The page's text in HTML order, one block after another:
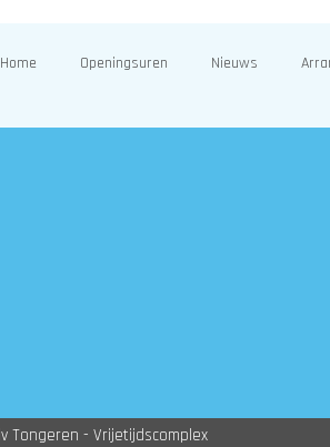
Home Openingsuren Nieuws
Tongeren - Vrijetijdscomplex